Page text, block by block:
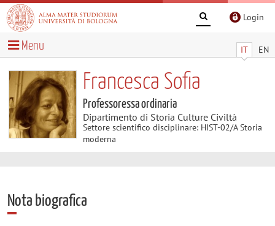
Login
IT EN
Menu
Francesca Sofia
Professoressa ordinaria
Dipartimento di Storia Culture Civiltà
Settore scientifico disciplinare: HIST-02/A Storia
moderna
Nota biografica